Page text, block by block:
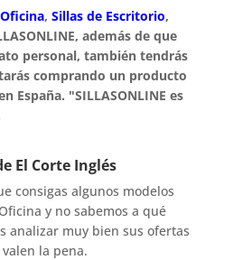
, Sillas de Escritorio,
además de que
personal, también tendrás
comprando un producto
España. "SILLASONLINE es
El Corte Inglés
consigas algunos modelos
y no sabemos a qué
analizar muy bien sus ofertas
la pena.